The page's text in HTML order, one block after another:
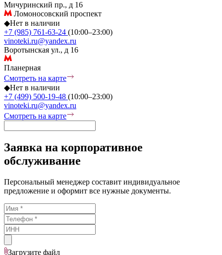
Мичуринский пр., д 16
Ломоносовский проспект
◆Нет в наличии
+7 (985) 761-63-24 (10:00–23:00)
vinoteki.ru@yandex.ru
Воротынская ул., д 16
Планерная
Смотреть на карте
◆Нет в наличии
+7 (499) 500-19-48 (10:00–23:00)
vinoteki.ru@yandex.ru
Смотреть на карте
Заявка на корпоративное
обслуживание
Персональный менеджер составит индивидуальное
предложение и оформит все нужные документы.
Загрузите файл